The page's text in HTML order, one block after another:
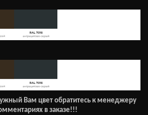
Вам цвет обратитесь к менеджеру
в заказе!!!